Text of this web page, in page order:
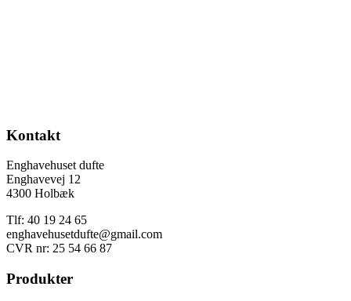
Kontakt
Enghavehuset dufte
Enghavevej 12
4300 Holbæk
Tlf: 40 19 24 65
enghavehusetdufte@gmail.com
CVR nr: 25 54 66 87
Produkter